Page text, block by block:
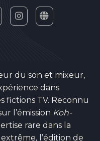
du son et mixeur,
dans
fictions TV. Reconnu
l’émission Koh-
rare dans la
l’édition de